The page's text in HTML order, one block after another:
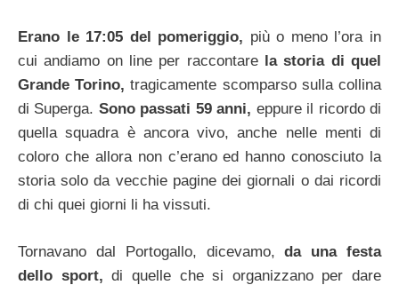
Erano le 17:05 del pomeriggio, più o meno l’ora in
cui andiamo on line per raccontarela storia di quel
Grande Torino,tragicamente scomparso sulla collina
di Superga. Sono passati 59 anni, eppure il ricordo di
quella squadra è ancora vivo, anche nelle menti di
coloro che allora non c’erano ed hanno conosciuto la
storia solo da vecchie pagine dei giornali o dai ricordi
di chi quei giorni li ha vissuti.
Tornavano dal Portogallo, dicevamo, da una festa
dello sport,di quelle che si organizzano per dare